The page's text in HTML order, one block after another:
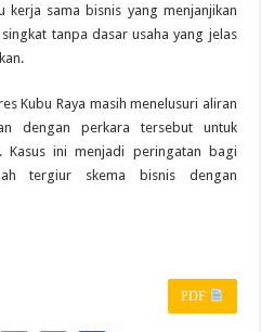
kerja sama bisnis yang menjanjikan
tanpa dasar usaha yang jelas
Kubu Raya masih menelusuri aliran
dengan perkara tersebut untuk
Kasus ini menjadi peringatan bagi
tergiur skema bisnis dengan
PDF